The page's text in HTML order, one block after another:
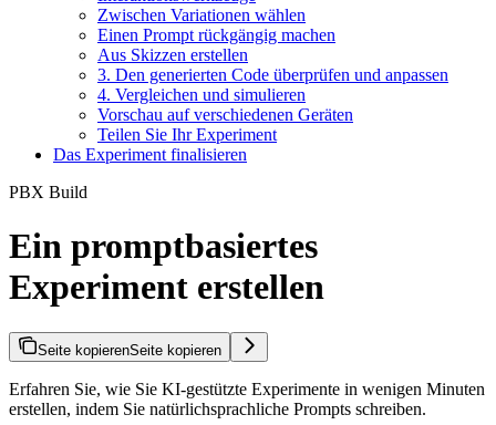
Zwischen Variationen wählen
Einen Prompt rückgängig machen
Aus Skizzen erstellen
3. Den generierten Code überprüfen und anpassen
4. Vergleichen und simulieren
Vorschau auf verschiedenen Geräten
Teilen Sie Ihr Experiment
Das Experiment finalisieren
PBX Build
Ein promptbasiertes
Experiment erstellen
Seite kopierenSeite kopieren
Erfahren Sie, wie Sie KI-gestützte Experimente in wenigen Minuten
erstellen, indem Sie natürlichsprachliche Prompts schreiben.